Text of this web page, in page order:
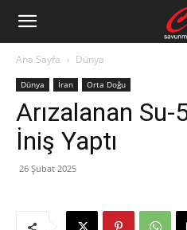
Ana Sayfa Dünya
Dünya İran Orta Doğu
Arızalanan Su-
İniş Yaptı
26 Şubat 2025